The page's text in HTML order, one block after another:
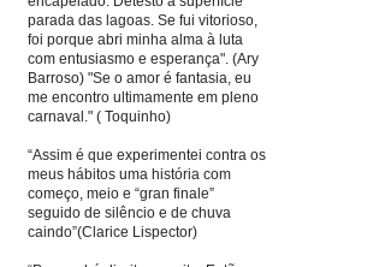
parada das lagoas. Se fui vitorioso,
foi porque abri minha alma à luta
com entusiasmo e esperança". (Ary
Barroso) "Se o amor é fantasia, eu
me encontro ultimamente em pleno
carnaval." ( Toquinho)
“Assim é que experimentei contra os
meus hábitos uma história com
começo, meio e “gran finale”
seguido de silêncio e de chuva
caindo”(Clarice Lispector)